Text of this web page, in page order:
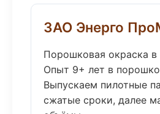
ЗАО Энерго
Порошковая окраска в
Опыт 9+ лет в
Выпускаем пилотные
сжатые сроки, далее